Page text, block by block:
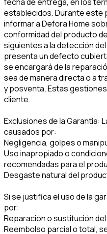
establecidos. Durante este
informar a Defora Home
conformidad del producto
siguientes a la detección
presenta un defecto
se encargará de la
sea de manera directa o a
y posventa. Estas
cliente.
Exclusiones de la Garantía:
causados por:
Negligencia, golpes o
Uso inapropiado o
recomendadas para el
Desgaste natural del
Si se justifica el uso de la
por:
Reparación o sustitución
Reembolso parcial o total,